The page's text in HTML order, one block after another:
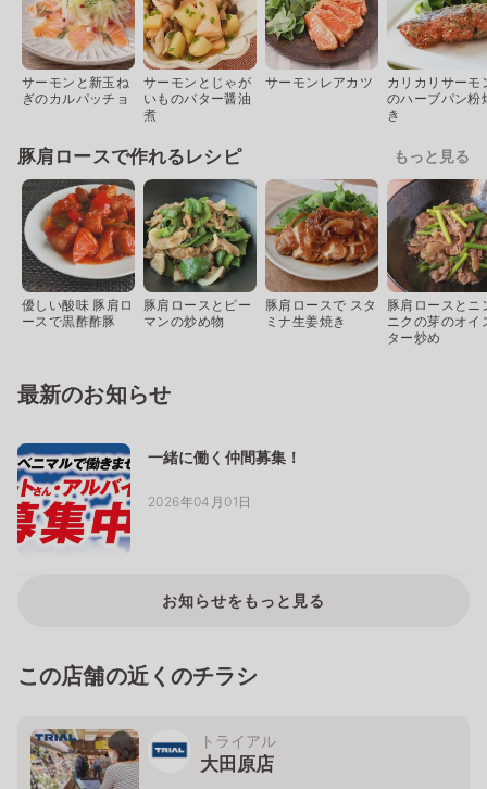
サーモンと新玉ね
ぎのカルパッチョ
サーモンとじゃが
いものバター醤油
煮
サーモンレアカツ
カリカリサーモ
のハーブパン粉
き
豚肩ロースで作れるレシピ もっと見る
優しい酸味 豚肩ロ
ースで黒酢酢豚
豚肩ロースとピー
マンの炒め物
豚肩ロースで スタ
ミナ生姜焼き
豚肩ロースとニ
ニクの芽のオイ
ター炒め
最新のお知らせ
一緒に働く仲間募集！
2026年04月01日
お知らせをもっと見る
この店舗の近くのチラシ
トライアル
大田原店